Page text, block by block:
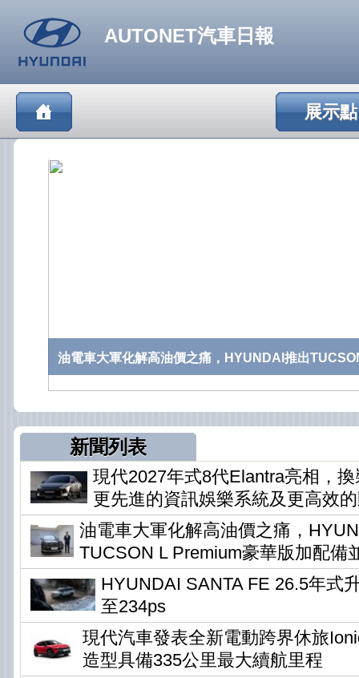
AUTONET汽車日報
展示點
油電車大軍化解高油價之痛，HYUNDAI推出
新聞列表
現代2027年式8代Elantra亮相，
更先進的資訊娛樂系統及更高效
油電車大軍化解高油價之痛，
TUCSON L Premium豪華版加配備
HYUNDAI SANTA FE 26.5年式
至234ps
現代汽車發表全新電動跨界休旅
造型具備335公里最大續航里程